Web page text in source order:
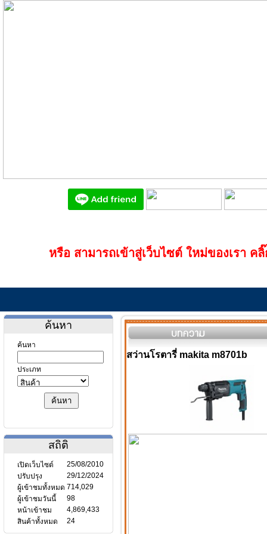
หรือ สามารถเข้าสู่เว็บไซต์ ใหม่ของเรา ค
ค้นหา
ค้นหา
ประเภท
สถิติ
เปิดเว็บไซต์
25/08/2010
ปรับปรุง
29/12/2024
ผู้เข้าชมทั้งหมด 714,029
ผู้เข้าชมวันนี้
98
หน้าเข้าชม
4,869,433
สินค้าทั้งหมด
24
สว่านโรตารี่ makita m8701b